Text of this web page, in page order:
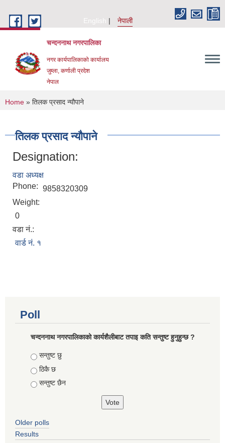
English
नेपाली
चन्दननाथ नगरपालिका
नगर कार्यपालिकाको कार्यालय
जुम्ला, कर्णाली प्रदेश
नेपाल
You are here
Home » तिलक प्रसाद न्यौपाने
तिलक प्रसाद न्यौपाने
Designation:
वडा अध्यक्ष
Phone: 9858320309
Weight:
0
वडा नं.:
वार्ड नं. १
Poll
चन्दननाथ नगरपालिकाको कार्यशैलीबाट तपाइ कति सन्तुष्ट हुनुहुन्छ ?
Choices
सन्तुष्ट छु
ठिकै छ
सन्तुष्ट छैन
Older polls
Results